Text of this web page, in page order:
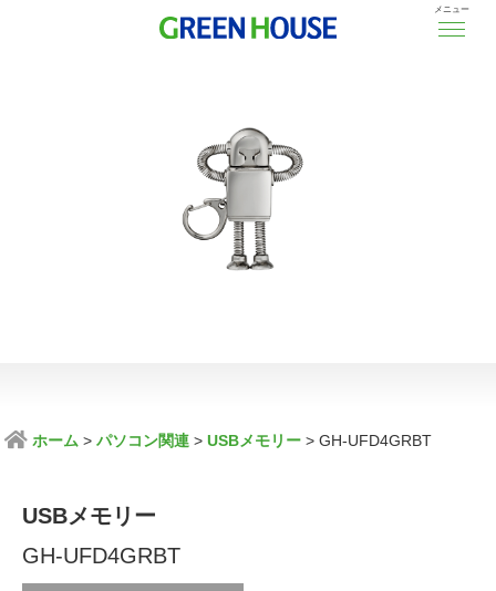
メニュー
ホーム パソコン関連 USBメモリー GH-UFD4GRBT
USBメモリー
GH-UFD4GRBT